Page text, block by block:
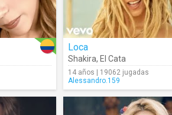
Loca
Shakira, El Cata
14 años | 19062 jugadas
Alessandro.159